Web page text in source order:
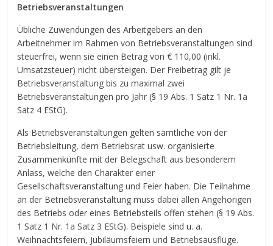
Betriebsveranstaltungen
Übliche Zuwendungen des Arbeitgebers an den
Arbeitnehmer im Rahmen von Betriebsveranstaltungen sind
steuerfrei, wenn sie einen Betrag von € 110,00 (inkl.
Umsatzsteuer) nicht übersteigen. Der Freibetrag gilt je
Betriebsveranstaltung bis zu maximal zwei
Betriebsveranstaltungen pro Jahr (§ 19 Abs. 1 Satz 1 Nr. 1a
Satz 4 EStG).
Als Betriebsveranstaltungen gelten sämtliche von der
Betriebsleitung, dem Betriebsrat usw. organisierte
Zusammenkünfte mit der Belegschaft aus besonderem
Anlass, welche den Charakter einer
Gesellschaftsveranstaltung und Feier haben. Die Teilnahme
an der Betriebsveranstaltung muss dabei allen Angehörigen
des Betriebs oder eines Betriebsteils offen stehen (§ 19 Abs.
1 Satz 1 Nr. 1a Satz 3 EStG). Beispiele sind u. a.
Weihnachtsfeiern, Jubiläumsfeiern und Betriebsausflüge.